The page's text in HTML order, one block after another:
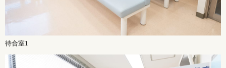
待合室1